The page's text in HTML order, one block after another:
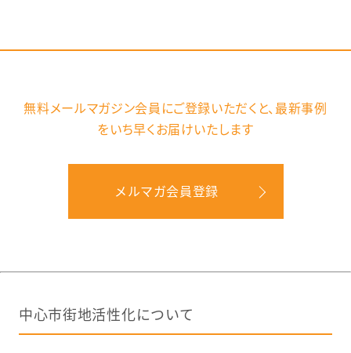
無料メールマガジン会員にご登録いただくと、 最新事例
をいち早くお届けいたします
メルマガ会員登録
中心市街地活性化について